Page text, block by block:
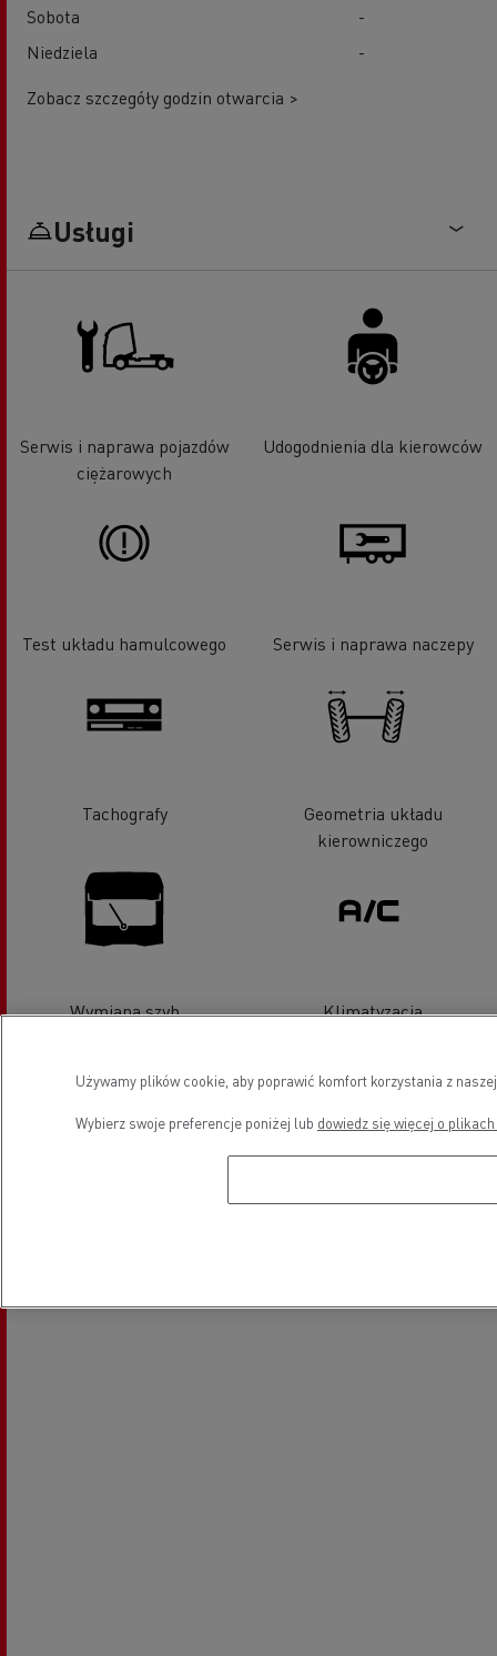
Sobota
-
Niedziela
-
Zobacz szczegóły godzin otwarcia >
Usługi
Serwis i naprawa pojazdów
ciężarowych
Udogodnienia dla kierowców
Test układu hamulcowego Serwis i naprawa naczepy
Tachografy
Geometria układu
kierowniczego
Wymiana szyb Klimatyzacja
Lokalizacja
Używamy plików cookie, aby poprawić komfort korzystania z
Wybierz swoje preferencje poniżej lub dowiedz się więcej o